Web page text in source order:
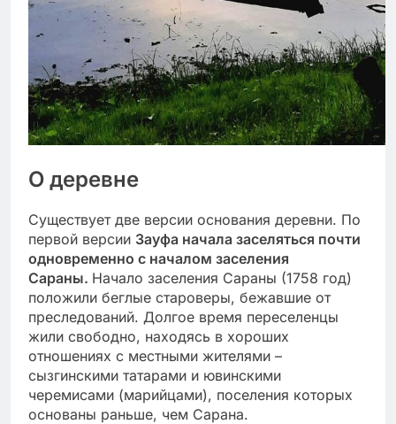
О деревне
Существует две версии основания деревни. По
первой версии Зауфа начала заселяться почти
одновременно с началом заселения
Сараны. Начало заселения Сараны (1758 год)
положили беглые староверы, бежавшие от
преследований. Долгое время переселенцы
жили свободно, находясь в хороших
отношениях с местными жителями –
сызгинскими татарами и ювинскими
черемисами (марийцами), поселения которых
основаны раньше, чем Сарана.